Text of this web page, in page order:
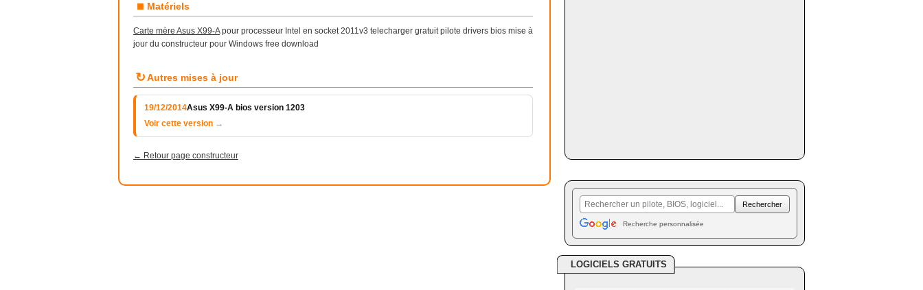
■ Matériels
Carte mère Asus X99-Apour processeur Intel en socket 2011v3 telecharger gratuit pilote drivers bios mise à
jour du constructeur pour Windows free download
↻Autres mises à jour
19/12/2014Asus X99-A bios version 1203
Voir cette version →
← Retour page constructeur
Recherche personnalisée
LOGICIELS GRATUITS